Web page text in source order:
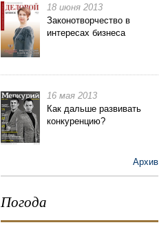
18 июня 2013
Законотворчество в
интересах бизнеса
16 мая 2013
Как дальше развивать
конкуренцию?
Архив
Погода